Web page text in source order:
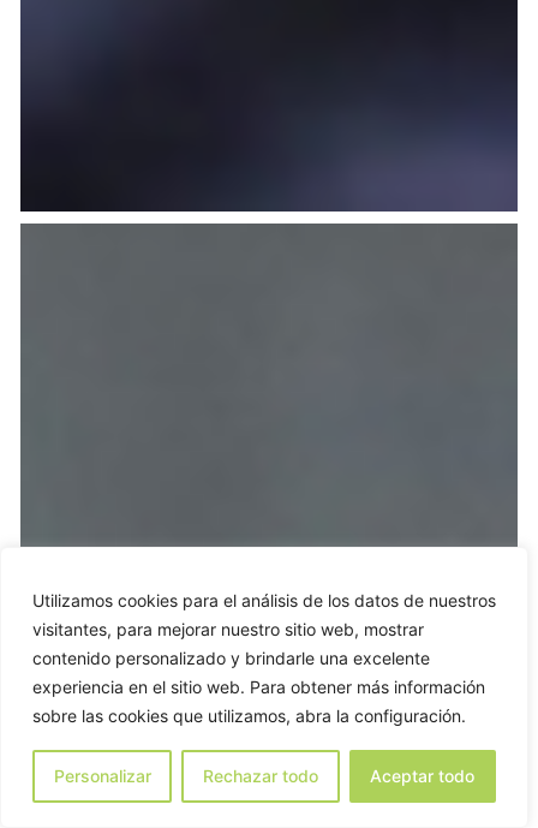
Utilizamos cookies para el análisis de los datos de nuestros
visitantes, para mejorar nuestro sitio web, mostrar
contenido personalizado y brindarle una excelente
experiencia en el sitio web. Para obtener más información
sobre las cookies que utilizamos, abra la configuración.
Personalizar Rechazar todo Aceptar todo